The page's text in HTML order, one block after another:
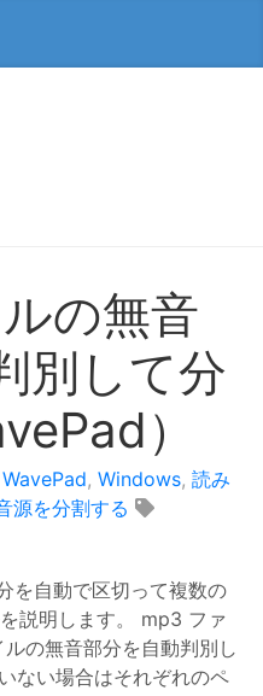
の無音
別して分
）
WavePad, Windows, 読み
源を分割する
を自動で区切って複数の
説明します。 mp3 ファ
の無音部分を自動判別し
ない場合はそれぞれのペ